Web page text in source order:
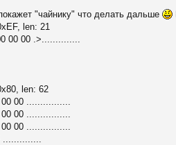
"чайнику" что делать дальше
len: 21
00 00 .>..............
len: 62
00 ................
00 ................
00 ................